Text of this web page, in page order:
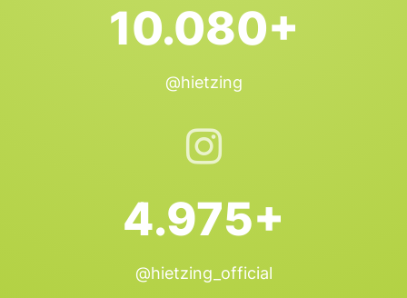
10.080+
@hietzing
4.975+
@hietzing_official